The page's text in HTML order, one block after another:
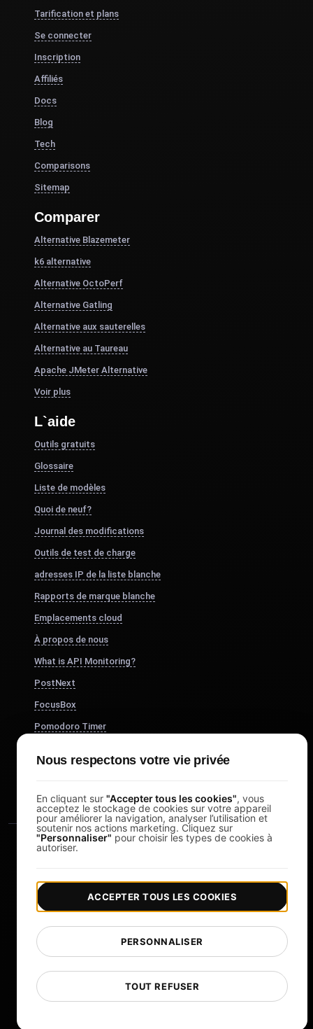
Tarification et plans
Se connecter
Inscription
Affiliés
Docs
Blog
Tech
Comparisons
Sitemap
Comparer
Alternative Blazemeter
k6 alternative
Alternative OctoPerf
Alternative Gatling
Alternative aux sauterelles
Alternative au Taureau
Apache JMeter Alternative
Voir plus
L`aide
Outils gratuits
Glossaire
Liste de modèles
Quoi de neuf?
Journal des modifications
Outils de test de charge
adresses IP de la liste blanche
Rapports de marque blanche
Emplacements cloud
À propos de nous
What is API Monitoring?
PostNext
FocusBox
Pomodoro Timer
Copyright © 2026 LoadFocus | Conditions générales |
Politique de confidentialité | Protection des données |
Préférences cookies
Nous respectons votre vie privée
En cliquant sur "Accepter tous les cookies", vous
acceptez le stockage de cookies sur votre appareil
pour améliorer la navigation, analyser l’utilisation et
soutenir nos actions marketing. Cliquez sur
"Personnaliser" pour choisir les types de cookies à
autoriser.
TOUT REFUSER
PERSONNALISER
ACCEPTER TOUS LES COOKIES